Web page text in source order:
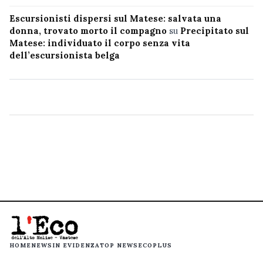
Escursionisti dispersi sul Matese: salvata una
donna, trovato morto il compagno su Precipitato sul
Matese: individuato il corpo senza vita
dell’escursionista belga
HOMENEWS IN EVIDENZATOP NEWS ECOPLUS